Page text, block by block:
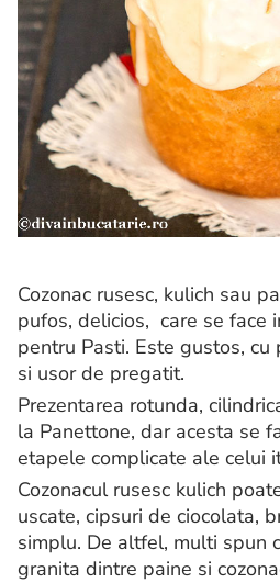
Cozonac rusesc, kulich sau
pufos, delicios, care se face
pentru Pasti. Este gustos, cu
si usor de pregatit.
Prezentarea rotunda,
la Panettone, dar acesta se
etapele complicate ale celui
Cozonacul rusesc kulich
uscate, cipsuri de ciocolata,
simplu. De altfel, multi spun
granita dintre paine si